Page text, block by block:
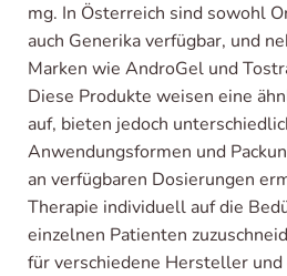
mg. In Österreich sind sowohl
auch Generika verfügbar, und
Marken wie AndroGel und
Diese Produkte weisen eine
auf, bieten jedoch
Anwendungsformen und
an verfügbaren Dosierungen
Therapie individuell auf die
einzelnen Patienten
für verschiedene Hersteller